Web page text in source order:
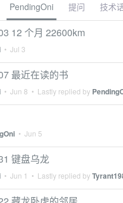
PendingOni 提问 技术
12 个月 22600km
• Jul 3
最近在读的书
• Jun 8 • Lastly replied by
• Jun 5
键盘乌龙
• Jun 1 • Lastly replied by